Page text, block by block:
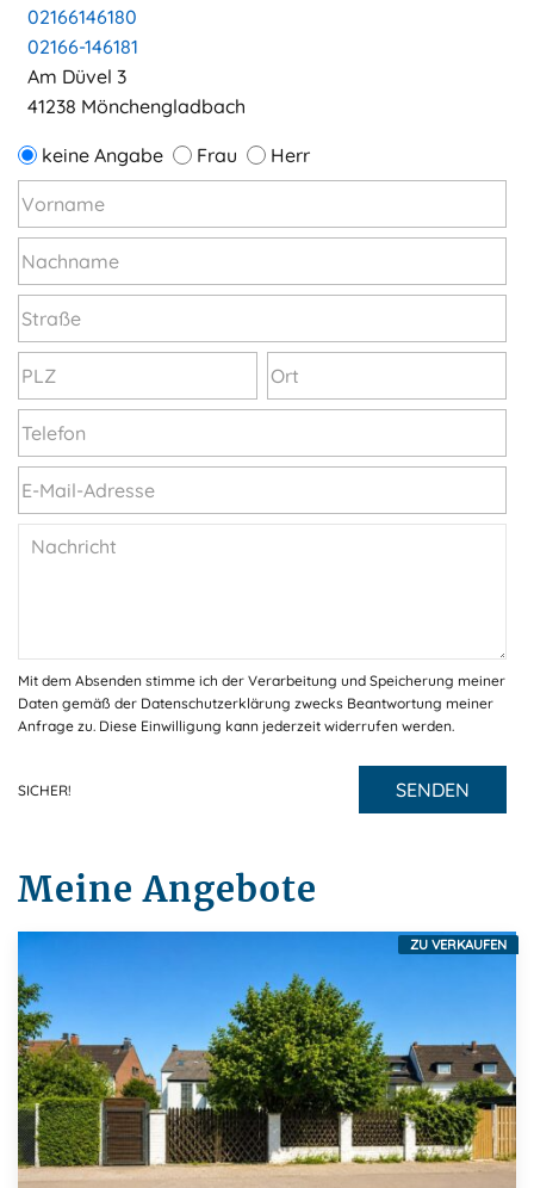
02166146180
02166-146181
Am Düvel 3
41238 Mönchengladbach
keine Angabe Frau Herr
Mit dem Absenden stimme ich der Verarbeitung und Speicherung meiner
Daten gemäß der Datenschutzerklärung zwecks Beantwortung meiner
Anfrage zu. Diese Einwilligung kann jederzeit widerrufen werden.
SICHER! SENDEN
Meine Angebote
ZU VERKAUFEN